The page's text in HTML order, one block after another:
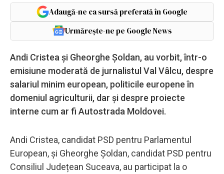
Adaugă-ne ca sursă preferată în Google
Urmărește-ne pe Google News
Andi Cristea și Gheorghe Șoldan, au vorbit, într-o
emisiune moderată de jurnalistul Val Vâlcu, despre
salariul minim european, politicile europene în
domeniul agriculturii, dar și despre proiecte
interne cum ar fi Autostrada Moldovei.
Andi Cristea, candidat PSD pentru Parlamentul
European, și Gheorghe Șoldan, candidat PSD pentru
Consiliul Județean Suceava, au participat la o